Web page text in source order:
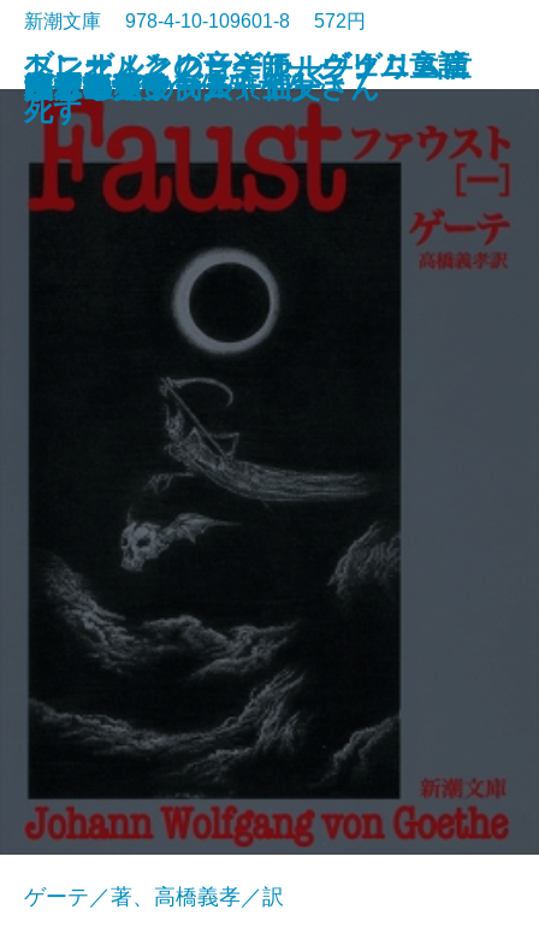
ジュリアス・シーザー
近代能楽集
ファウスト〔二〕
江分利満氏の優雅な生活
藤村詩集
楼蘭
幸福な王子
ブレーメンの音楽師―グリム童話
集III―
ヘンゼルとグレーテル―グリム童
話集II―
檸檬
新潮文庫 978-4-10-109601-8 572円
ファウスト〔一〕
ゲーテ／著、高橋義孝／訳
リア王
眠れる美女
ヴェニスの商人
美しい星
レ・ミゼラブル〔五〕
かもめ・ワーニャ伯父さん
ハムレット
トニオ・クレーゲル ヴェニスに
死す
八月の光